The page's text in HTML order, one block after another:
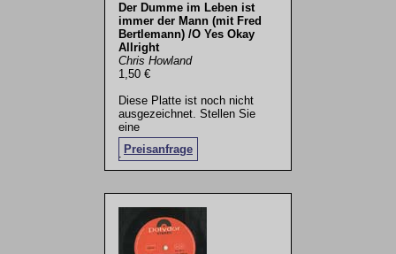
Der Dumme im Leben ist
immer der Mann (mit Fred
Bertlemann) /O Yes Okay
Allright
Chris Howland
1,50 €
Diese Platte ist noch nicht
ausgezeichnet. Stellen Sie
eine
Preisanfrage
.